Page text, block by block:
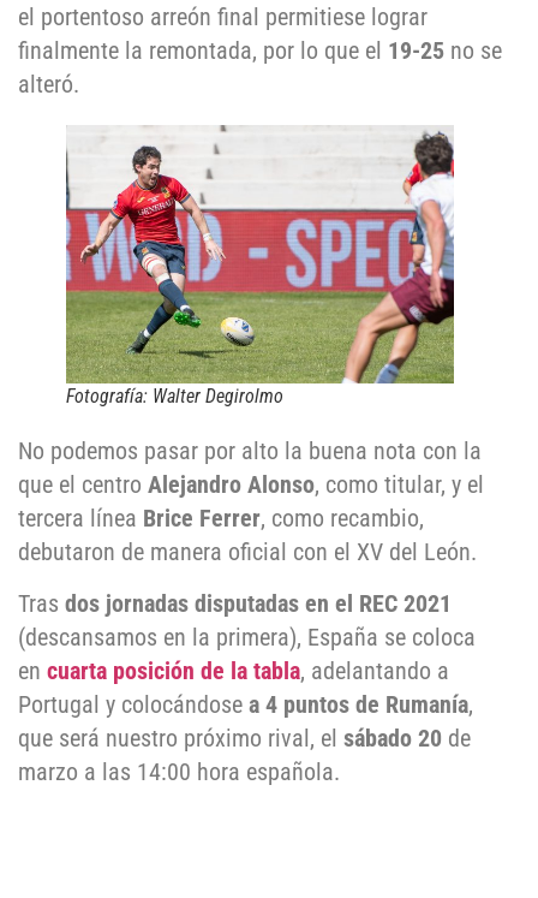
el portentoso arreón final permitiese lograr
finalmente la remontada, por lo que el 19-25 no se
alteró.
Fotografía: Walter Degirolmo
No podemos pasar por alto la buena nota con la
que el centro Alejandro Alonso, como titular, y el
tercera línea Brice Ferrer, como recambio,
debutaron de manera oficial con el XV del León.
Tras dos jornadas disputadas en el REC 2021
(descansamos en la primera), España se coloca
en cuarta posición de la tabla, adelantando a
Portugal y colocándose a 4 puntos de Rumanía,
que será nuestro próximo rival, el sábado 20 de
marzo a las 14:00 hora española.